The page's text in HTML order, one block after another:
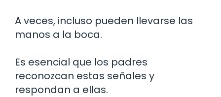
A veces, incluso pueden llevarse las
manos a la boca.
Es esencial que los padres
reconozcan estas señales y
respondan a ellas.